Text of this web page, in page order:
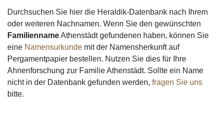
Durchsuchen Sie hier die Heraldik-Datenbank nach Ihrem
oder weiteren Nachnamen. Wenn Sie den gewünschten
FamiliennameAthenstädt gefundenen haben, können Sie
eine Namensurkunde mit der Namensherkunft auf
Pergamentpapier bestellen. Nutzen Sie dies für Ihre
Ahnenforschung zur Familie Athenstädt. Sollte ein Name
nicht in der Datenbank gefunden werden, fragen Sie uns
bitte.